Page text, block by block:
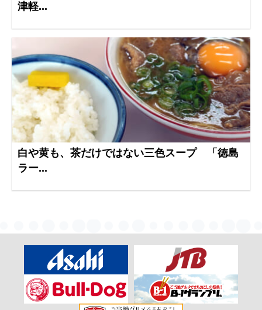
津軽...
白や黄も、茶だけではない三色スープ 「徳島
ラー...